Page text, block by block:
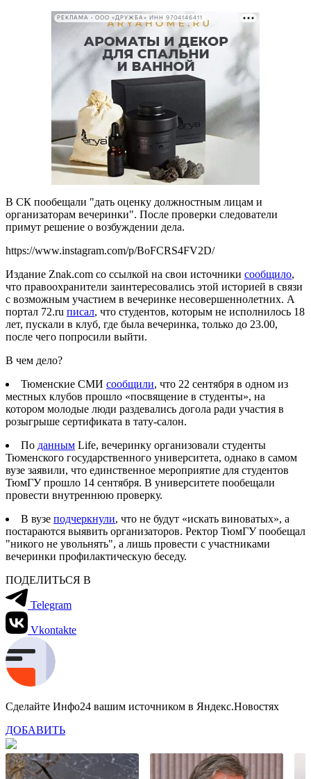
РЕКЛАМА • ООО «ДРУЖБА» ИНН 9704146411
В СК пообещали "дать оценку должностным лицам и
организаторам вечеринки". После проверки следователи
примут решение о возбуждении дела.
https://www.instagram.com/p/BoFCRS4FV2D/
Издание Znak.com со ссылкой на свои источники сообщило,
что правоохранители заинтересовались этой историей в связи
с возможным участием в вечеринке несовершеннолетних. А
портал 72.ru писал, что студентов, которым не исполнилось 18
лет, пускали в клуб, где была вечеринка, только до 23.00,
после чего попросили выйти.
В чем дело?
Тюменские СМИ сообщили, что 22 сентября в одном из
местных клубов прошло «посвящение в студенты», на
котором молодые люди раздевались догола ради участия в
розыгрыше сертификата в тату-салон.
По данным Life, вечеринку организовали студенты
Тюменского государственного университета, однако в самом
вузе заявили, что единственное мероприятие для студентов
ТюмГУ прошло 14 сентября. В университете пообещали
провести внутреннюю проверку.
В вузе подчеркнули, что не будут «искать виноватых», а
постараются выявить организаторов. Ректор ТюмГУ пообещал
"никого не увольнять", а лишь провести с участниками
вечеринки профилактическую беседу.
ПОДЕЛИТЬСЯ В
Telegram
Vkontakte
Сделайте Инфо24 вашим источником в Яндекс.Новостях
ДОБАВИТЬ